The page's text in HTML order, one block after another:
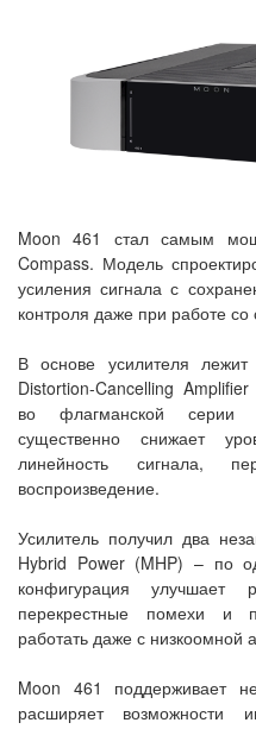
Moon 461 стал самым
Compass. Модель
усиления сигнала с
контроля даже при работе со
В основе усилителя
Distortion-Cancelling
во флагманской серии
существенно снижает
линейность сигнала,
воспроизведение.
Усилитель получил два
Hybrid Power (MHP) – по
конфигурация улучшает
перекрестные помехи и
работать даже с низкоомной
Moon 461 поддерживает
расширяет возможности